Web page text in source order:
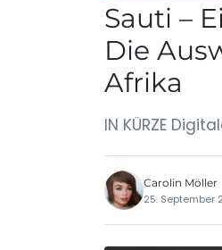
Sauti –
Die
Afrika
IN KÜRZE
Carolin Möller
25. September